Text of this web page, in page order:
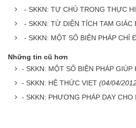
- SKKN: TỰ CHỦ TRONG THỰC
- SKKN: TỪ DIỆN TÍCH TAM
- SKKN: MỘT SỐ BIỆN PHÁP CHỈ
Những tin cũ hơn
- SKKN: MỘT SỐ BIỆN PHÁP
- SKKN: HỆ THỨC VIET (04/04/
- SKKN: PHƯƠNG PHÁP DẠY